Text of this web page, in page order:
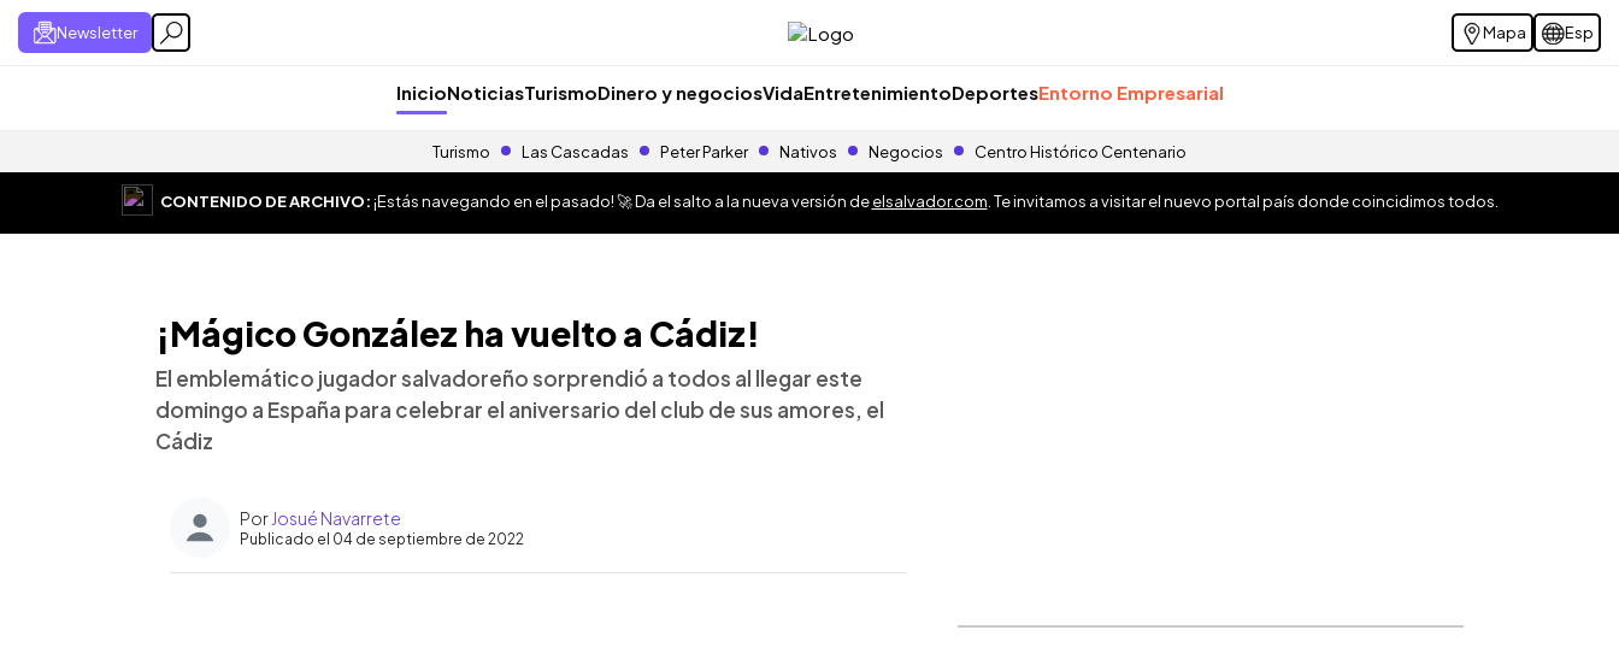
Newsletter Mapa Esp
InicioNoticiasTurismoDinero y negociosVidaEntretenimientoDeportesEntorno Empresarial
Turismo Las Cascadas Peter Parker Nativos Negocios Centro Histórico Centenario
CONTENIDO DE ARCHIVO:¡Estás navegando en el pasado! 🚀 Da el salto a la nueva versión deelsalvador.com . Te invitamos a visitar el nuevo portal país donde coincidimos todos.
¡Mágico González ha vuelto a Cádiz!
El emblemático jugador salvadoreño sorprendió a todos al llegar este
domingo a España para celebrar el aniversario del club de sus amores, el
Cádiz
Por Josué Navarrete
Publicado el 04 de septiembre de 2022